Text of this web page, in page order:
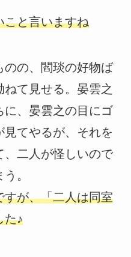
こと言いますね
のの、閻琰の好物ば
て見せる。晏雲之
に、晏雲之の目にゴ
見てやるが、それを
、二人が怪しいので
。
すが、「二人は同室
た♪